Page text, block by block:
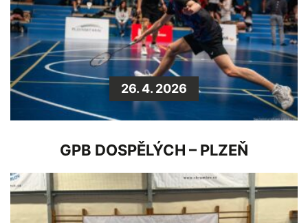
26. 4. 2026
GPB DOSPĚLÝCH – PLZEŇ